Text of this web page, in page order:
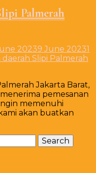
Palmerah
20239 June 20231
Slipi Palmerah
Jakarta Barat,
pemesanan
memenuhi
akan buatkan